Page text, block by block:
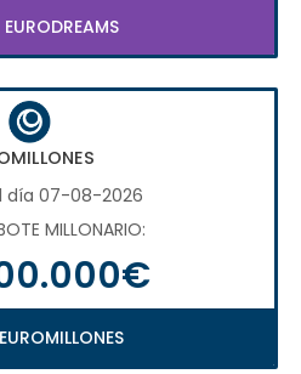
día 07-08-2026
MILLONARIO: